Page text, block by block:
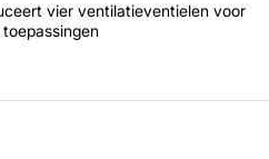
vier ventilatieventielen voor